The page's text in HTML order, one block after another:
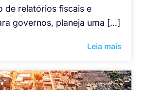
de relatórios fiscais e
governos, planeja uma […]
Leia mais